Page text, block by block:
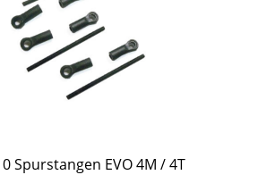
Spurstangen EVO 4M / 4T